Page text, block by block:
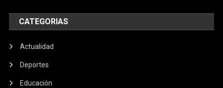
CATEGORIAS
Actualidad
Deportes
Educación